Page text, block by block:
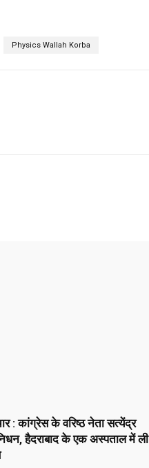
Physics Wallah Korba
: कांग्रेस के वरिष्ठ नेता सत्येंद्र
हैदराबाद के एक अस्पताल में ली